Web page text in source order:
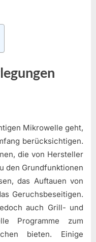
Mikrowelle geht,
berücksichtigen.
die von Hersteller
den Grundfunktionen
das Auftauen von
Geruchsbeseitigen.
auch Grill- und
Programme zum
bieten. Einige